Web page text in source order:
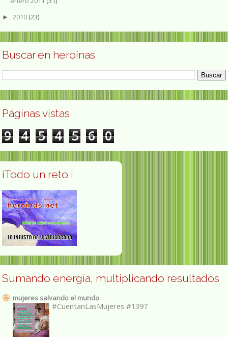
► 2010 (23)
Buscar en heroínas
Páginas vistas
9 4 5 4 5 6 0
¡Todo un reto ¡
Sumando energía, multiplicando resultados
mujeres salvando el mundo
#CuentanLasMujeres #1397